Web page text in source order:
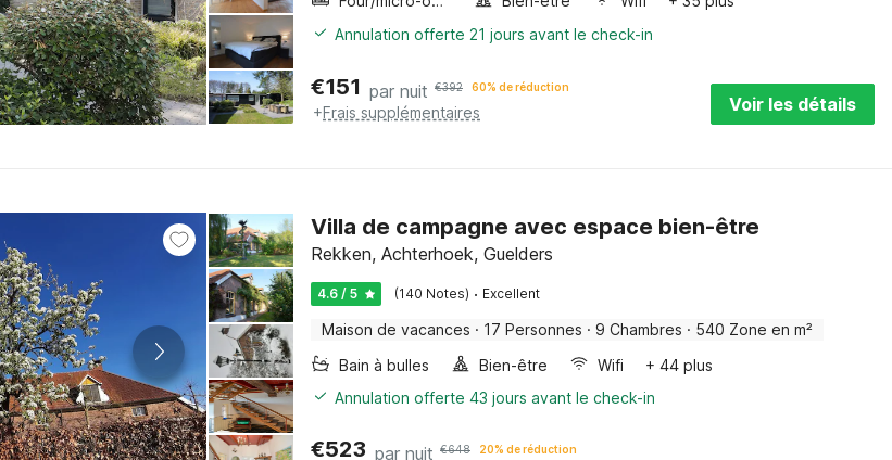
Annulation offerte 21 jours avant le check-in
€151 par nuit €392 60% de réduction
+Frais supplémentaires Voir les détails
Villa de campagne avec espace bien-être
Rekken, Achterhoek, Guelders
4.6 / 5 (140 Notes) · Excellent
Maison de vacances · 17 Personnes · 9 Chambres · 540 Zone en m²
Bain à bulles
Bien-être Wifi
+ 44 plus
Annulation offerte 43 jours avant le check-in
€523 par nuit €648 20% de réduction